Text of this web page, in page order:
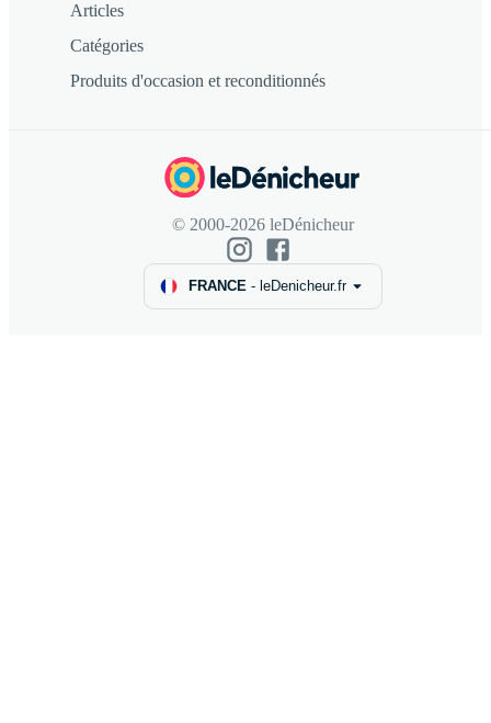
Articles
Catégories
Produits d'occasion et reconditionnés
© 2000-2026 leDénicheur
FRANCE - leDenicheur.fr